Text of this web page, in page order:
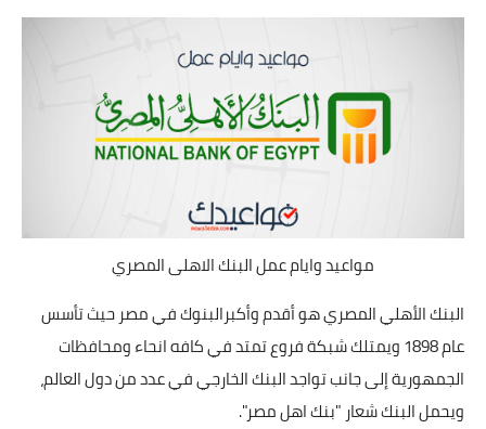
مواعيد وايام عمل البنك الاهلى المصري
البنك الأهلي المصري هو أقدم وأكبرالبنوك في مصر حيث تأسس
عام 1898 ويمتلك شبكة فروع تمتد في كافه انحاء ومحافظات
الجمهورية إلى جانب تواجد البنك الخارجي في عدد من دول العالم،
ويحمل البنك شعار "بنك اهل مصر".